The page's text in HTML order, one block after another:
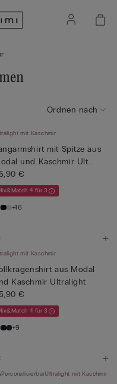
Ordnen nach
mit Kaschmir
mit Spitze aus
und Kaschmir Ult...
€
4 für 3
+16
mit Kaschmir
aus Modal
Kaschmir Ultralight
€
4 für 3
+9
PersonalisierbarUltralight mit Kaschmir